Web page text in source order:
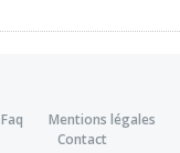
Faq Mentions légales
Contact